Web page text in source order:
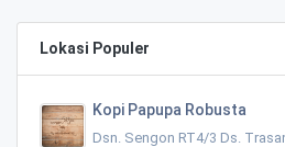
Lokasi Populer
Kopi Papupa Robusta
Dsn. Sengon RT4/3 Ds.